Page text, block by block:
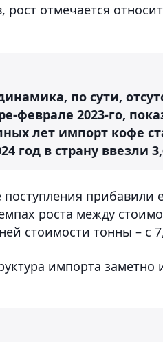
рост отмечается
по сути,
феврале 2023-го,
лет импорт кофе
год в страну ввезли
роста между
стоимости тонны – с
импорта заметно